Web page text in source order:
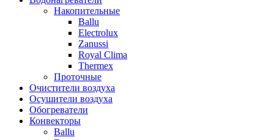
Накопительные
Ballu
Electrolux
Zanussi
Royal Clima
Thermex
Проточные
Очистители воздуха
Осушители воздуха
Обогреватели
Конвекторы
Ballu